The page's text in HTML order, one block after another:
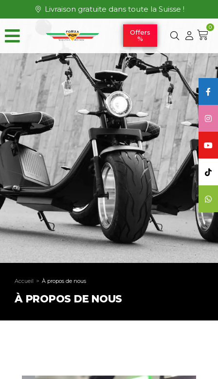
Livraison gratuite dans toute la Suisse !
Offers
%
0
À PROPOS DE NOUS
Vous êtes ici :
Accueil À propos de nous